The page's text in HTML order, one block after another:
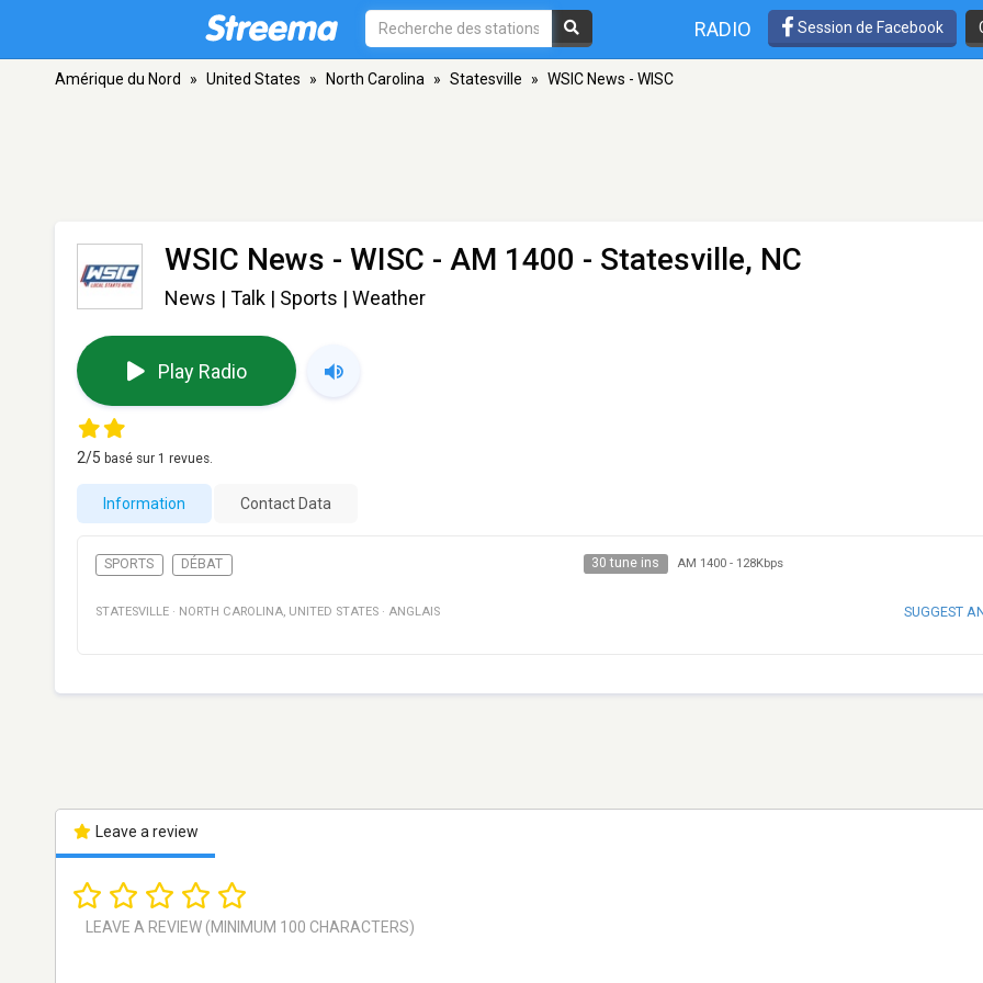
RADIO Session de Facebook
Amérique du Nord » United States » North Carolina » Statesville » WSIC News - WISC
WSIC News - WISC - AM 1400 - Statesville, NC
News | Talk | Sports | Weather
Play Radio
2/5 basé sur 1 revues.
Information Contact Data
SPORTS DÉBAT 30 tune ins AM 1400- 128Kbps
STATESVILLE · NORTH CAROLINA, UNITED STATES · ANGLAIS SUGGEST
Leave a review